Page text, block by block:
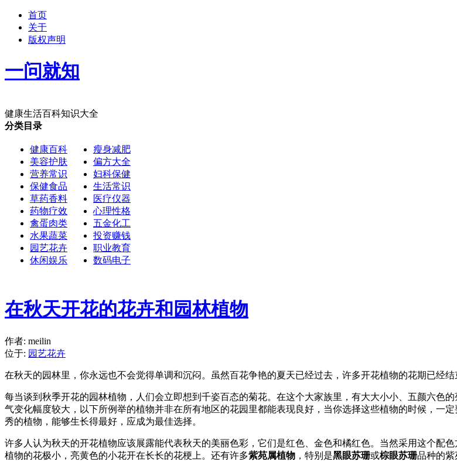
首页
关于
版权声明
一问就知
健康生活百科知识大全
分类目录
健康百科
美容护肤
营养常识
保健食品
草药香料
药物疗效
禽蛋肉类
水果蔬菜
园艺花卉
休闲娱乐
瘦身减肥
偏方大全
妇科保健
生活常识
医疗仪器
心理性格
五金化工
投资赚钱
职业教育
数码电子
在秋天开花的花卉和园林植物
作者: meilin
位于: 园艺花卉
在秋天的园林里，你永远也不会觉得单调和沉闷。虽然百花争艳的夏天已经过去，许多开花植物的花期已经
每当谈到秋季开花的园林植物，人们会立即想到千姿百态的菊花。在这个大家族里，有大大小小、五颜六色
气变化幅度较大，以下所例举的植物并非在所有地区的花园里都能表现良好，当你选择这些植物的时候，一
秀的植物，能够生长得最好，应成为最佳选择。
许多人认为秋天的开花植物应该展露能代表秋天的美丽色彩，它们是红色、金色和橘红色。当然采用这个配
植物的花极小，亮黄色的小花开在长长的花梗上。还有许多紫苑属植物 ，特别是黑眼苏珊或棕眼苏珊品种的紫